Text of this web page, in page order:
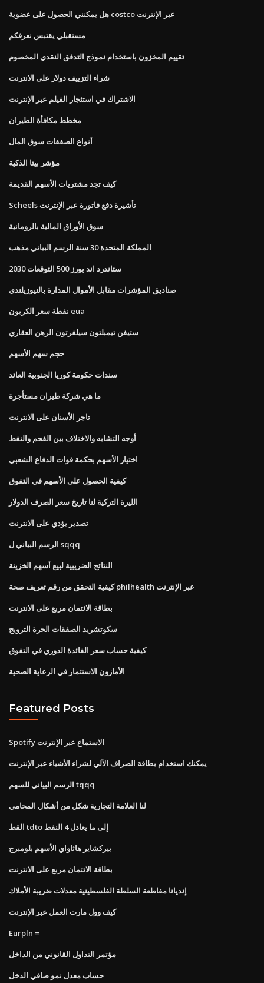
هل يمكنني الحصول على عضوية costco عبر الإنترنت
مستقبلي يقتبس نعرفكم
تقييم المخزون باستخدام نموذج التدفق النقدي المخصوم
شراء التزييف دولار على الانترنت
الاشتراك في استئجار الفيلم عبر الإنترنت
مخطط مكافأة الطيران
أنواع الصفقات سوق المال
مؤشر بيتا الذكية
كيف تجد مشتريات الأسهم القديمة
Scheels تأشيرة دفع فاتورة عبر الإنترنت
سوق الأوراق المالية بالرومانية
المملكة المتحدة 30 سنة الرسم البياني مذهب
ستاندرد اند بورز 500 التوقعات 2030
صناديق المؤشرات مقابل الأموال المدارة بالنيوزيلندي
نقطة سعر الكربون eua
ستيفن تيمبلتون سيلفرتون الرهن العقاري
حجم سهم الأسهم
سندات حكومة كوريا الجنوبية العائد
ما هي شركة طيران مستأجرة
تاجر الأسنان على الانترنت
أوجه التشابه والاختلاف بين الفحم والنفط
اختيار الأسهم بحكمة قوات الدفاع الشعبي
كيفية الحصول على الأسهم في التفوق
الليرة التركية لنا تاريخ سعر الصرف الدولار
تصدير يؤدي على الانترنت
الرسم البياني ل sqqq
النتائج الضريبية لبيع أسهم الخزينة
كيفية التحقق من رقم تعريف صحة philhealth عبر الإنترنت
بطاقة الائتمان مربع على الانترنت
سكوتشريد الصفقات الحرة الترويج
كيفية حساب سعر الفائدة الدوري في التفوق
الأمازون الاستثمار في الرعاية الصحية
Featured Posts
Spotify الاستماع عبر الإنترنت
يمكنك استخدام بطاقة الصراف الآلي لشراء الأشياء عبر الإنترنت
الرسم البياني للسهم tqqq
لنا العلامة التجارية شكل من أشكال المحامي
القط tdto إلى ما يعادل 4 النفط
بيركشاير هاثاواي الأسهم بلومبرج
بطاقة الائتمان مربع على الانترنت
إنديانا مقاطعة السلطة الفلسطينية معدلات ضريبة الأملاك
كيف وول مارت العمل عبر الإنترنت
Eurpln ​​=
مؤتمر التداول القانوني من الداخل
حساب معدل نمو صافي الدخل